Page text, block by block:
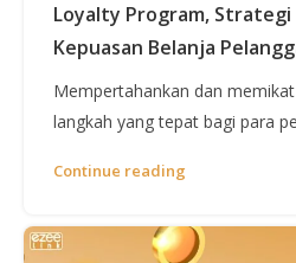
Loyalty Program,
Kepuasan Belanja
Mempertahankan dan
langkah yang tepat bagi para
Continue reading